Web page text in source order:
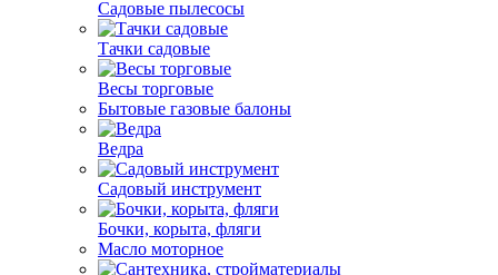
Садовые пылесосы
Тачки садовые
Весы торговые
Бытовые газовые балоны
Ведра
Садовый инструмент
Бочки, корыта, фляги
Масло моторное